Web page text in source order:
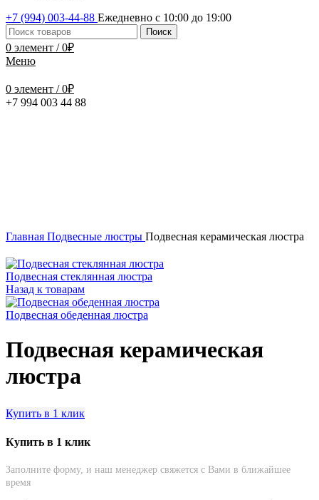
+7 (994) 003-44-88 Ежедневно с 10:00 до 19:00
Поиск
0 элемент / 0₽
Меню
0 элемент / 0₽
+7 994 003 44 88
Главная Подвесные люстры Подвесная керамическая люстра
Подвесная стеклянная люстра
Назад к товарам
Подвесная обеденная люстра
Подвесная керамическая
люстра
Купить в 1 клик
Купить в 1 клик
Заполните форму, и наш менеджер свяжется с Вами в ближайшее
время